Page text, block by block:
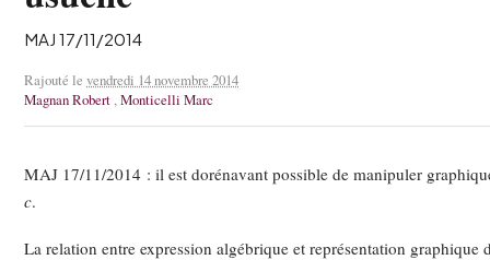
MAJ 17/11/2014
Rajouté levendredi 14 novembre 2014
Magnan Robert ,Monticelli Marc
MAJ 17/11/2014 : il est dorénavant possible de manipuler
c.
La relation entre expression algébrique et représentation graphique